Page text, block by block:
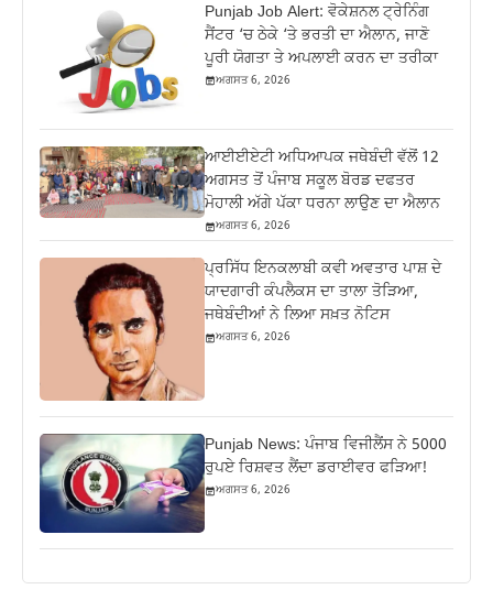
Punjab Job Alert: ਵੋਕੇਸ਼ਨਲ ਟ੍ਰੇਨਿੰਗ
ਸੈਂਟਰ ‘ਚ ਠੇਕੇ ‘ਤੇ ਭਰਤੀ ਦਾ ਐਲਾਨ, ਜਾਣੋ
ਪੂਰੀ ਯੋਗਤਾ ਤੇ ਅਪਲਾਈ ਕਰਨ ਦਾ ਤਰੀਕਾ
ਅਗਸਤ 6, 2026
ਆਈਈਏਟੀ ਅਧਿਆਪਕ ਜਥੇਬੰਦੀ ਵੱਲੋਂ 12
ਅਗਸਤ ਤੋਂ ਪੰਜਾਬ ਸਕੂਲ ਬੋਰਡ ਦਫਤਰ
ਮੋਹਾਲੀ ਅੱਗੇ ਪੱਕਾ ਧਰਨਾ ਲਾਉਣ ਦਾ ਐਲਾਨ
ਅਗਸਤ 6, 2026
ਪ੍ਰਸਿੱਧ ਇਨਕਲਾਬੀ ਕਵੀ ਅਵਤਾਰ ਪਾਸ਼ ਦੇ
ਯਾਦਗਾਰੀ ਕੰਪਲੈਕਸ ਦਾ ਤਾਲਾ ਤੋੜਿਆ,
ਜਥੇਬੰਦੀਆਂ ਨੇ ਲਿਆ ਸਖ਼ਤ ਨੋਟਿਸ
ਅਗਸਤ 6, 2026
Punjab News: ਪੰਜਾਬ ਵਿਜੀਲੈਂਸ ਨੇ 5000
ਰੁਪਏ ਰਿਸ਼ਵਤ ਲੈਂਦਾ ਡਰਾਈਵਰ ਫੜਿਆ!
ਅਗਸਤ 6, 2026